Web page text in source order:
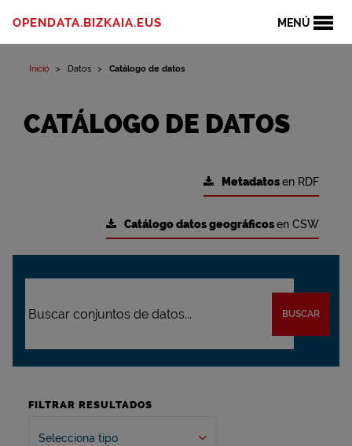
MENÚ
OPENDATA.BIZKAIA.EUS
Inicio Datos Catálogo de datos
CATÁLOGO DE DATOS
Metadatosen RDF
Catálogo datos geográficosen CSW
BUSCAR
FILTRAR RESULTADOS
Selecciona tipo